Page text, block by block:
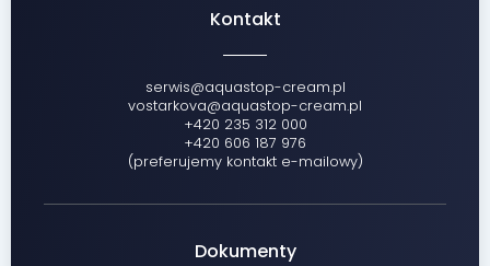
Kontakt
serwis@aquastop-cream.pl
vostarkova@aquastop-cream.pl
+420 235 312 000
+420 606 187 976
(preferujemy kontakt e-mailowy)
Dokumenty